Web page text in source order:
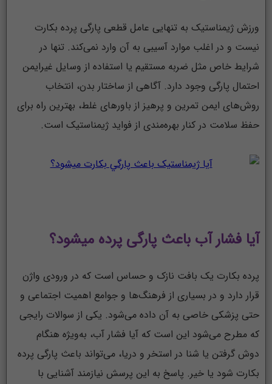
ورزش ژیمناستیک به تنهایی عامل قطعی پارگی پرده بکارت
نیست و در اغلب موارد آسیبی به آن وارد نمی‌کند. تنها در
شرایط خاص مثل ضربه مستقیم یا استفاده از وسایل غیرایمن
احتمال پارگی وجود دارد. آگاهی از ساختار بدن، انتخاب
روش‌های ایمن تمرین و پرهیز از باورهای غلط، بهترین راه برای
حفظ سلامت در کنار بهره‌مندی از فواید ژیمناستیک است.
آیا فشار آب باعث پارگی پرده میشود؟
پرده بکارت یک بافت نازک و حساس است که در ورودی واژن
قرار دارد و در بسیاری از فرهنگ‌ها و جوامع اهمیت اجتماعی و
حتی پزشکی خاصی به آن داده می‌شود. یکی از سوالات رایجی
که مطرح می‌شود این است که آیا فشار آب، به‌ویژه هنگام
دوش گرفتن یا شنا در استخر و دریا، می‌تواند باعث پارگی پرده
بکارت شود یا خیر. پاسخ به این پرسش نیازمند آشنایی با